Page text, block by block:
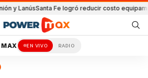
Santa Fe logró reducir costo equipamiento
MAX EN VIVO RADIO